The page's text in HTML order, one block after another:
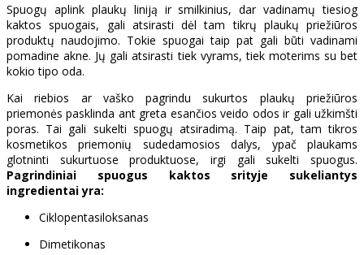
Spuogų aplink plaukų liniją ir smilkinius, dar vadinamų tiesiog
kaktos spuogais, gali atsirasti dėl tam tikrų plaukų priežiūros
produktų naudojimo. Tokie spuogai taip pat gali būti vadinami
pomadine akne. Jų gali atsirasti tiek vyrams, tiek moterims su bet
kokio tipo oda.
Kai riebios ar vaško pagrindu sukurtos plaukų priežiūros
priemonės pasklinda ant greta esančios veido odos ir gali užkimšti
poras. Tai gali sukelti spuogų atsiradimą. Taip pat, tam tikros
kosmetikos priemonių sudedamosios dalys, ypač plaukams
glotninti sukurtuose produktuose, irgi gali sukelti spuogus.
Pagrindiniai spuogus kaktos srityje sukeliantys
ingredientai yra:
Ciklopentasiloksanas
Dimetikonas